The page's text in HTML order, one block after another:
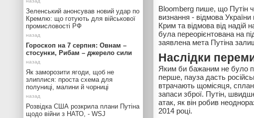
Bloomberg пише, що Путін
визнання - відмова України
Крим та відмова від надій
була переорієнтована на
заявлена мета Путіна
Наслідки
Яким би бажаним не було
перше, пауза дасть
втрачають щомісяця,
запаси зброї. Путін,
атак, як він робив
2014 році.
Зеленський анонсував новий удар по
Кремлю: що готують для військової
промисловості РФ
Гороскоп на 7 серпня: Овнам –
стосунки, Рибам – джерело сили
Як заморозити ягоди, щоб не
злиплися: проста схема для
полуниці, малини й чорниці
Розвідка США розкрила плани Путіна
щодо війни з НАТО, - WSJ